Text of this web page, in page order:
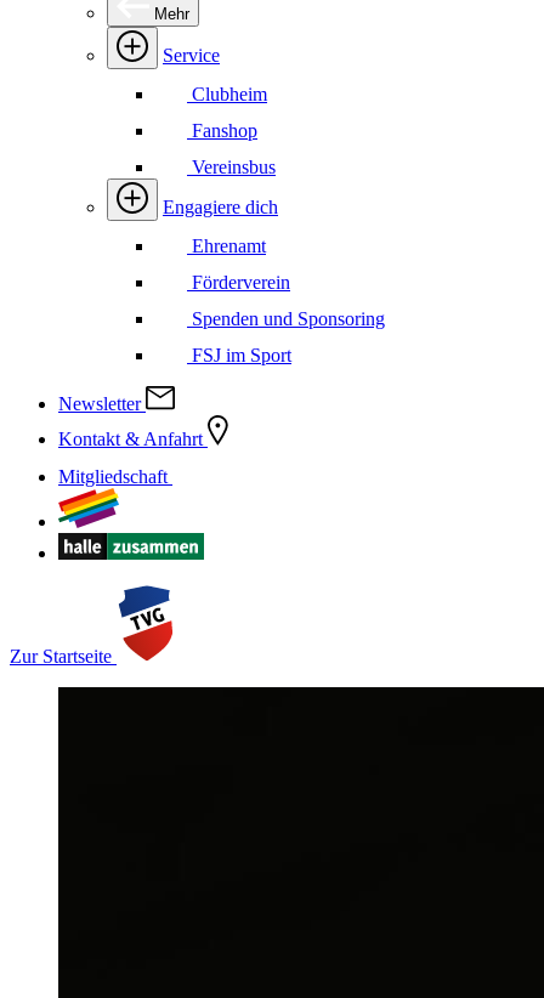
Mehr
Service
Clubheim
Fanshop
Vereinsbus
Engagiere dich
Ehrenamt
Förderverein
Spenden und Sponsoring
FSJ im Sport
Newsletter
Kontakt & Anfahrt
Mitgliedschaft
Zur Startseite